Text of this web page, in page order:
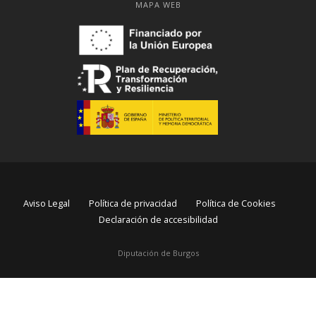
MAPA WEB
Diputación de Burgos
Aviso Legal Política de privacidad
Política de Cookies
Declaración de accesibilidad